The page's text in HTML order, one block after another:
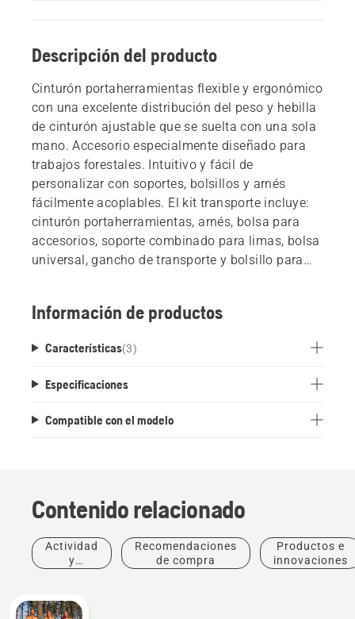
Descripción del producto
Cinturón portaherramientas flexible y ergonómico
con una excelente distribución del peso y hebilla
de cinturón ajustable que se suelta con una sola
mano. Accesorio especialmente diseñado para
trabajos forestales. Intuitivo y fácil de
personalizar con soportes, bolsillos y arnés
fácilmente acoplables. El kit transporte incluye:
cinturón portaherramientas, arnés, bolsa para
accesorios, soporte combinado para limas, bolsa
universal, gancho de transporte y bolsillo para
Información de productos
Características(3)
Especificaciones
Compatible con el modelo
Contenido relacionado
Actividad
y
Recomendaciones
de compra
Productos e
innovaciones